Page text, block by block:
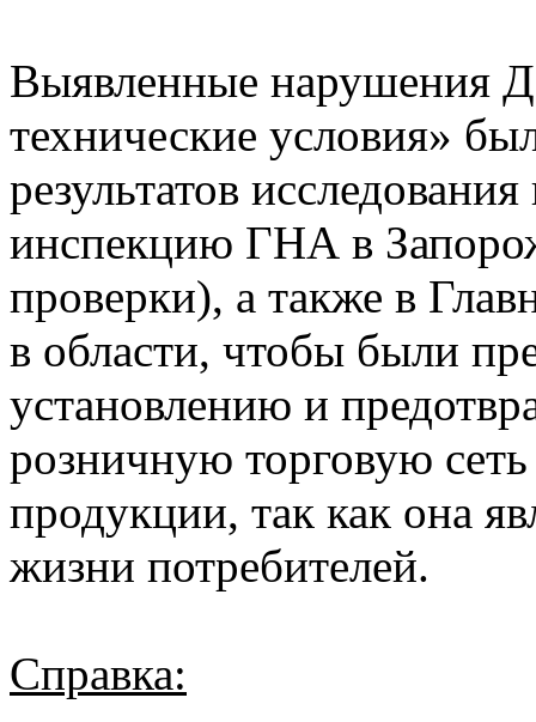
Выявленные нарушения
технические условия»
результатов
инспекцию ГНА в
проверки), а также в
в области, чтобы были
установлению и
розничную торговую
продукции, так как она
жизни потребителей.
Справка: